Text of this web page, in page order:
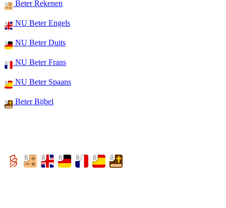
Beter Rekenen
NU Beter Engels
NU Beter Duits
NU Beter Frans
NU Beter Spaans
Beter Bijbel